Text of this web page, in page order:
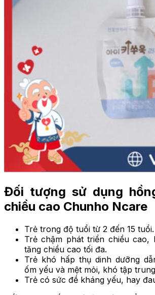
Đối tượng sử dụng
chiều cao Chunho Ncare
Trẻ trong độ tuổi từ 2 đến 15 tuổi.
Trẻ chậm phát triển chiều cao,
tăng chiều cao tối đa.
Trẻ khó hấp thụ dinh dưỡng
ốm yếu và mệt mỏi, khó tập
Trẻ có sức đề kháng yếu, hay